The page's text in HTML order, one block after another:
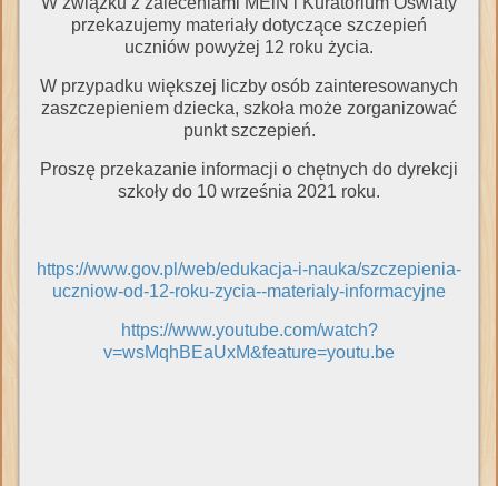
przekazujemy materiały dotyczące szczepień
uczniów powyżej 12 roku życia.
W przypadku większej liczby osób zainteresowanych
zaszczepieniem dziecka, szkoła może zorganizować
punkt szczepień.
Proszę przekazanie informacji o chętnych do dyrekcji
szkoły do 10 września 2021 roku.
https://www.gov.pl/web/edukacja-i-nauka/szczepienia-
uczniow-od-12-roku-zycia--materialy-informacyjne
https://www.youtube.com/watch?
v=wsMqhBEaUxM&feature=youtu.be